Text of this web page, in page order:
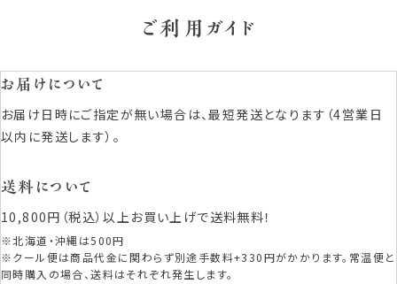
ご利用ガイド
お届けについて
お届け日時にご指定が無い場合は、最短発送となります（4営業日
以内に発送します）。
送料について
10,800円（税込）以上お買い上げで送料無料！
※北海道・沖縄は500円
※クール便は商品代金に関わらず別途手数料+330円がかかります。常温便と
同時購入の場合、送料はそれぞれ発生します。